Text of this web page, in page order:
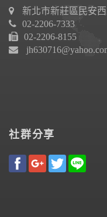
新北市新莊區民安
02-2206-7333
02-2206-8155
社群分享